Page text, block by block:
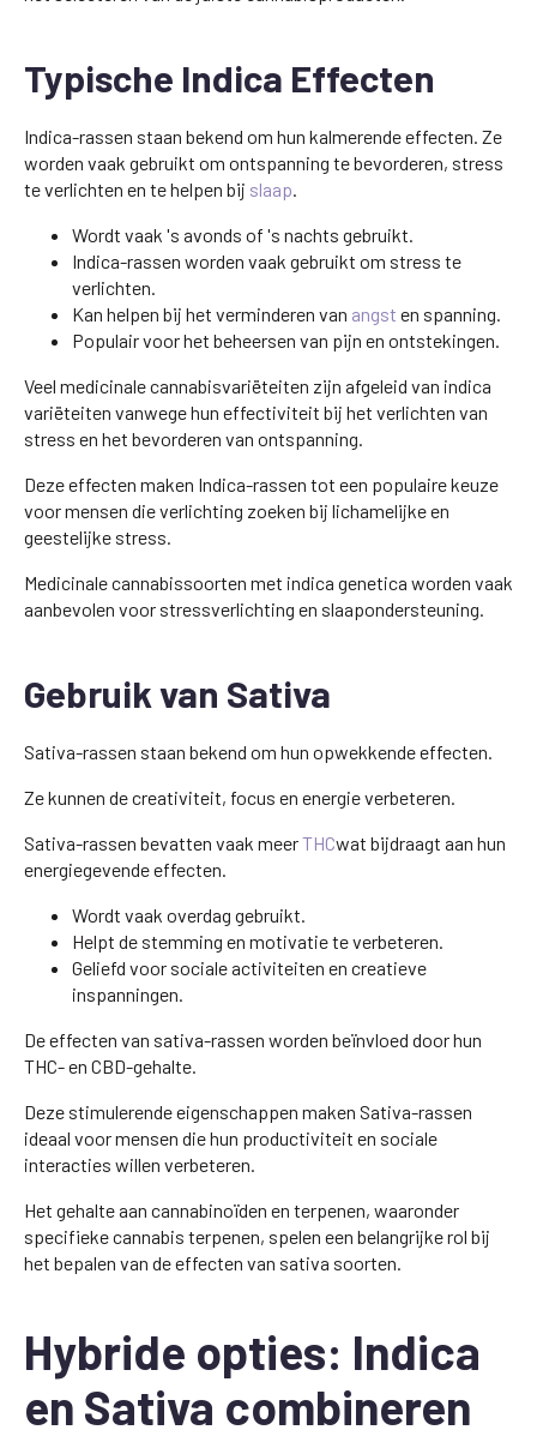
Typische Indica Effecten
Indica-rassen staan bekend om hun kalmerende effecten. Ze
worden vaak gebruikt om ontspanning te bevorderen, stress
te verlichten en te helpen bij slaap.
Wordt vaak 's avonds of 's nachts gebruikt.
Indica-rassen worden vaak gebruikt om stress te
verlichten.
Kan helpen bij het verminderen van angst en spanning.
Populair voor het beheersen van pijn en ontstekingen.
Veel medicinale cannabisvariëteiten zijn afgeleid van indica
variëteiten vanwege hun effectiviteit bij het verlichten van
stress en het bevorderen van ontspanning.
Deze effecten maken Indica-rassen tot een populaire keuze
voor mensen die verlichting zoeken bij lichamelijke en
geestelijke stress.
Medicinale cannabissoorten met indica genetica worden vaak
aanbevolen voor stressverlichting en slaapondersteuning.
Gebruik van Sativa
Sativa-rassen staan bekend om hun opwekkende effecten.
Ze kunnen de creativiteit, focus en energie verbeteren.
Sativa-rassen bevatten vaak meerTHCwat bijdraagt aan hun
energiegevende effecten.
Wordt vaak overdag gebruikt.
Helpt de stemming en motivatie te verbeteren.
Geliefd voor sociale activiteiten en creatieve
inspanningen.
De effecten van sativa-rassen worden beïnvloed door hun
THC- en CBD-gehalte.
Deze stimulerende eigenschappen maken Sativa-rassen
ideaal voor mensen die hun productiviteit en sociale
interacties willen verbeteren.
Het gehalte aan cannabinoïden en terpenen, waaronder
specifieke cannabis terpenen, spelen een belangrijke rol bij
het bepalen van de effecten van sativa soorten.
Hybride opties: Indica
en Sativa combineren